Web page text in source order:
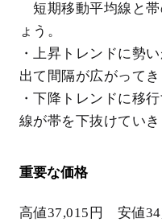
短期移動平均線と帯
ょう。
・上昇トレンドに勢
出て間隔が広がってき
・下降トレンドに移
線が帯を下抜けていき
重要な価格
高値37,015円 安値